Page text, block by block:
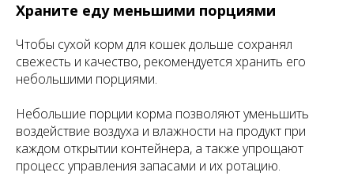
Храните еду меньшими порциями
Чтобы сухой корм для кошек дольше сохранял
свежесть и качество, рекомендуется хранить его
небольшими порциями.
Небольшие порции корма позволяют уменьшить
воздействие воздуха и влажности на продукт при
каждом открытии контейнера, а также упрощают
процесс управления запасами и их ротацию.